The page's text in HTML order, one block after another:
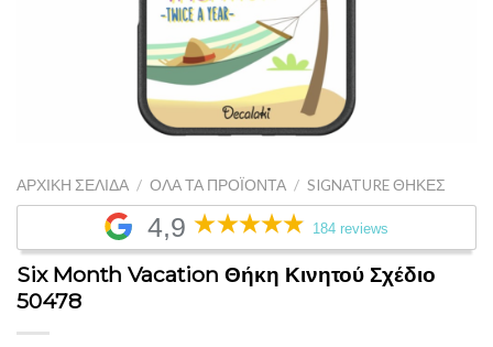
ΑΡΧΙΚΉ ΣΕΛΊΔΑ / ΌΛΑ ΤΑ ΠΡΟΪΌΝΤΑ / SIGNATURE ΘΉΚΕΣ
4,9 184 reviews
Six Month Vacation Θήκη Κινητού Σχέδιο
50478